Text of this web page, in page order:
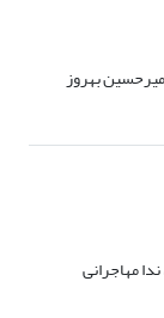
بهروز
مهاجرانی